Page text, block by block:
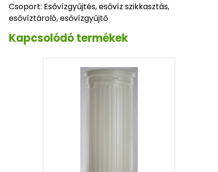
Csoport: Esővízgyűjtés, esővíz szikkasztás,
esővíztároló, esővízgyűjtő
Kapcsolódó termékek